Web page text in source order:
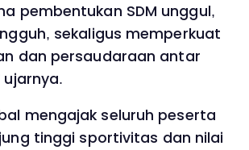
pembentukan SDM unggul,
sekaligus memperkuat
dan persaudaraan antar
mengajak seluruh peserta
tinggi sportivitas dan nilai